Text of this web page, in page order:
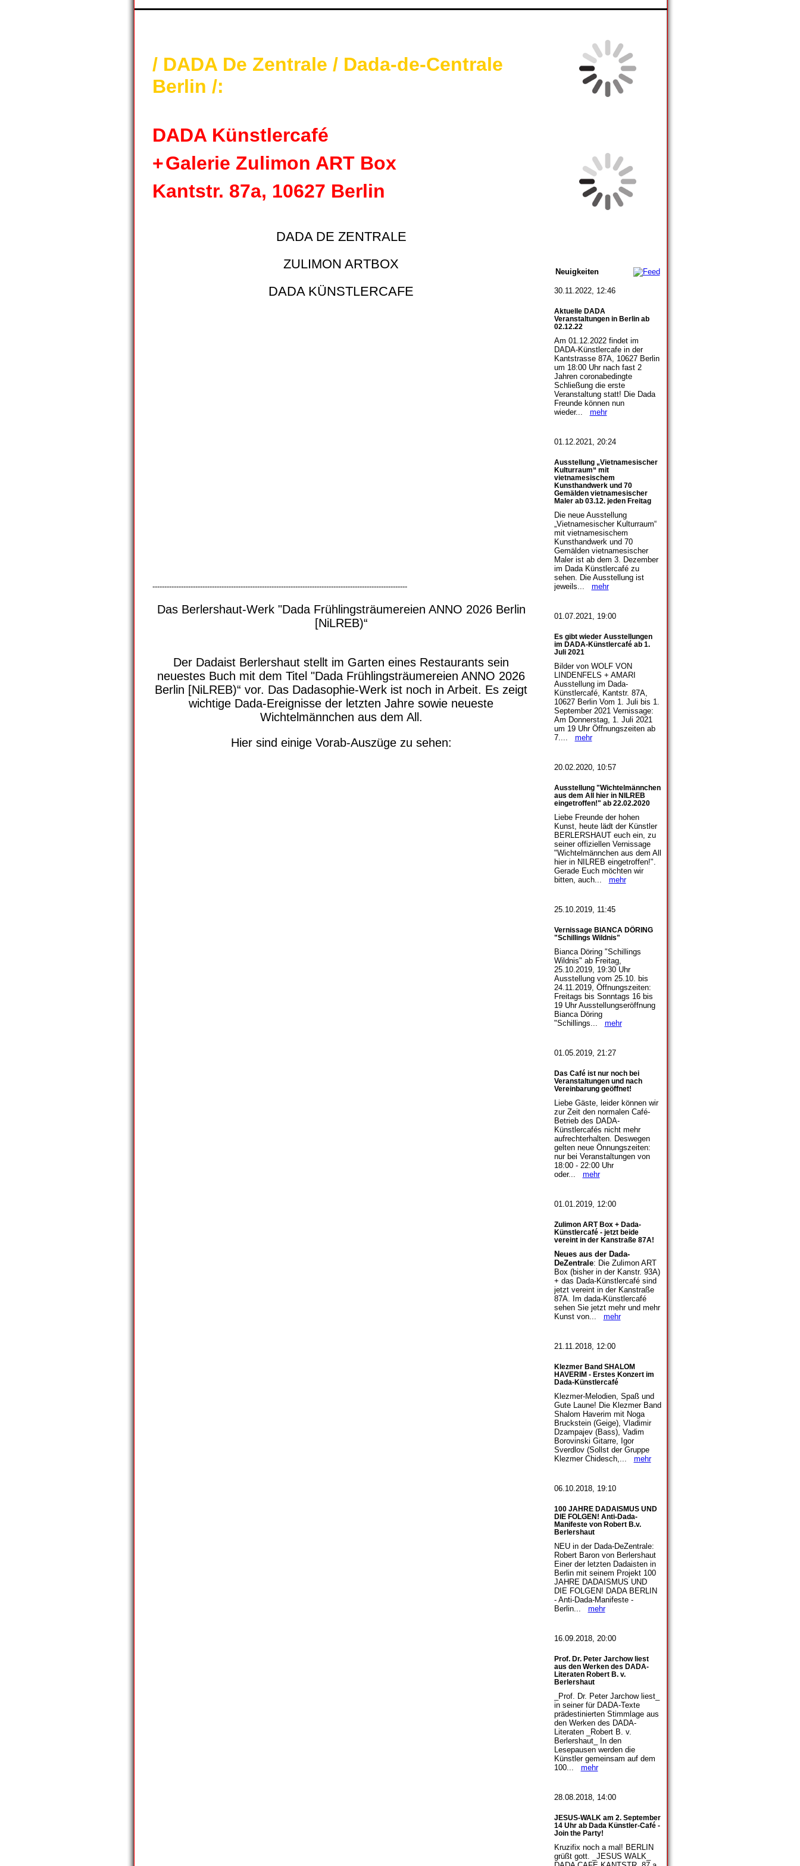
/ DADA De Zentrale / Dada-de-Centrale
Berlin /:
DADA Künstlercafé
+Galerie Zulimon ART Box
Kantstr. 87a, 10627 Berlin
DADA DE ZENTRALE
ZULIMON ARTBOX
DADA KÜNSTLERCAFE
-----------------------------------------------------------------------------------------------------------
Das Berlershaut-Werk "Dada Frühlingsträumereien ANNO 2026 Berlin
[NiLREB)“
Der Dadaist Berlershaut stellt im Garten eines Restaurants sein
neuestes Buch mit dem Titel "Dada Frühlingsträumereien ANNO 2026
Berlin [NiLREB)“ vor. Das Dadasophie-Werk ist noch in Arbeit. Es zeigt
wichtige Dada-Ereignisse der letzten Jahre sowie neueste
Wichtelmännchen aus dem All.
Hier sind einige Vorab-Auszüge zu sehen:
Neuigkeiten
30.11.2022, 12:46
Aktuelle DADA
Veranstaltungen in Berlin ab
02.12.22
Am 01.12.2022 findet im
DADA-Künstlercafe in der
Kantstrasse 87A, 10627 Berlin
um 18:00 Uhr nach fast 2
Jahren coronabedingte
Schließung die erste
Veranstaltung statt! Die Dada
Freunde können nun
wieder... mehr
01.12.2021, 20:24
Ausstellung „Vietnamesischer
Kulturraum“ mit
vietnamesischem
Kunsthandwerk und 70
Gemälden vietnamesischer
Maler ab 03.12. jeden Freitag
Die neue Ausstellung
„Vietnamesischer Kulturraum“
mit vietnamesischem
Kunsthandwerk und 70
Gemälden vietnamesischer
Maler ist ab dem 3. Dezember
im Dada Künstlercafé zu
sehen. Die Ausstellung ist
jeweils... mehr
01.07.2021, 19:00
Es gibt wieder Ausstellungen
im DADA-Künstlercafé ab 1.
Juli 2021
Bilder von WOLF VON
LINDENFELS + AMARI
Ausstellung im Dada-
Künstlercafé, Kantstr. 87A,
10627 Berlin Vom 1. Juli bis 1.
September 2021 Vernissage:
Am Donnerstag, 1. Juli 2021
um 19 Uhr Öffnungszeiten ab
7.... mehr
20.02.2020, 10:57
Ausstellung "Wichtelmännchen
aus dem All hier in NILREB
eingetroffen!" ab 22.02.2020
Liebe Freunde der hohen
Kunst, heute lädt der Künstler
BERLERSHAUT euch ein, zu
seiner offiziellen Vernissage
"Wichtelmännchen aus dem All
hier in NILREB eingetroffen!".
Gerade Euch möchten wir
bitten, auch... mehr
25.10.2019, 11:45
Vernissage BIANCA DÖRING
"Schillings Wildnis"
Bianca Döring "Schillings
Wildnis" ab Freitag,
25.10.2019, 19:30 Uhr
Ausstellung vom 25.10. bis
24.11.2019, Öffnungszeiten:
Freitags bis Sonntags 16 bis
19 Uhr Ausstellungseröffnung
Bianca Döring
"Schillings... mehr
01.05.2019, 21:27
Das Café ist nur noch bei
Veranstaltungen und nach
Vereinbarung geöffnet!
Liebe Gäste, leider können wir
zur Zeit den normalen Café-
Betrieb des DADA-
Künstlercafés nicht mehr
aufrechterhalten. Deswegen
gelten neue Önnungszeiten:
nur bei Veranstaltungen von
18:00 - 22:00 Uhr
oder... mehr
01.01.2019, 12:00
Zulimon ART Box + Dada-
Künstlercafé - jetzt beide
vereint in der Kanstraße 87A!
Neues aus der Dada-
DeZentrale: Die Zulimon ART
Box (bisher in der Kanstr. 93A)
+ das Dada-Künstlercafé sind
jetzt vereint in der Kanstraße
87A. Im dada-Künstlercafé
sehen Sie jetzt mehr und mehr
Kunst von... mehr
21.11.2018, 12:00
Klezmer Band SHALOM
HAVERIM - Erstes Konzert im
Dada-Künstlercafé
Klezmer-Melodien, Spaß und
Gute Laune! Die Klezmer Band
Shalom Haverim mit Noga
Bruckstein (Geige), Vladimir
Dzampajev (Bass), Vadim
Borovinski Gitarre, Igor
Sverdlov (Sollst der Gruppe
Klezmer Chidesch,... mehr
06.10.2018, 19:10
100 JAHRE DADAISMUS UND
DIE FOLGEN! Anti-Dada-
Manifeste von Robert B.v.
Berlershaut
NEU in der Dada-DeZentrale:
Robert Baron von Berlershaut
Einer der letzten Dadaisten in
Berlin mit seinem Projekt 100
JAHRE DADAISMUS UND
DIE FOLGEN! DADA BERLIN
- Anti-Dada-Manifeste -
Berlin... mehr
16.09.2018, 20:00
Prof. Dr. Peter Jarchow liest
aus den Werken des DADA-
Literaten Robert B. v.
Berlershaut
_Prof. Dr. Peter Jarchow liest_
in seiner für DADA-Texte
prädestinierten Stimmlage aus
den Werken des DADA-
Literaten _Robert B. v.
Berlershaut_ In den
Lesepausen werden die
Künstler gemeinsam auf dem
100... mehr
28.08.2018, 14:00
JESUS-WALK am 2. September
14 Uhr ab Dada Künstler-Café -
Join the Party!
Kruzifix noch a mal! BERLIN
grüßt gott. _JESUS WALK_